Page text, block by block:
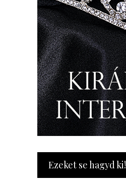
Ezeket se hagyd ki!